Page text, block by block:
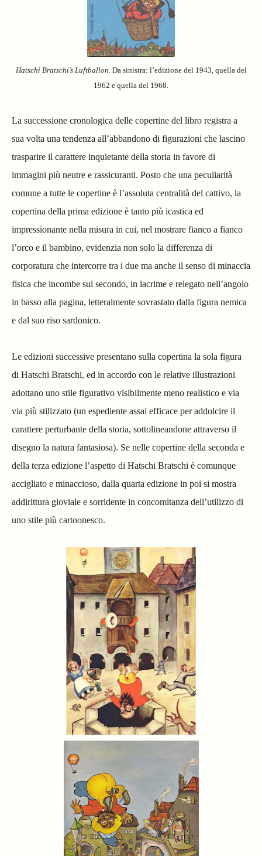
Hatschi Bratschi’s Luftballon. Da sinistra: l’edizione del 1943, quella del
1962 e quella del 1968.
La successione cronologica delle copertine del libro registra a
sua volta una tendenza all’abbandono di figurazioni che lascino
trasparire il carattere inquietante della storia in favore di
immagini più neutre e rassicuranti. Posto che una peculiarità
comune a tutte le copertine è l’assoluta centralità del cattivo, la
copertina della prima edizione è tanto più icastica ed
impressionante nella misura in cui, nel mostrare fianco a fianco
l’orco e il bambino, evidenzia non solo la differenza di
corporatura che intercorre tra i due ma anche il senso di minaccia
fisica che incombe sul secondo, in lacrime e relegato nell’angolo
in basso alla pagina, letteralmente sovrastato dalla figura nemica
e dal suo riso sardonico.
Le edizioni successive presentano sulla copertina la sola figura
di Hatschi Bratschi, ed in accordo con le relative illustrazioni
adottano uno stile figurativo visibilmente meno realistico e via
via più stilizzato (un espediente assai efficace per addolcire il
carattere perturbante della storia, sottolineandone attraverso il
disegno la natura fantasiosa). Se nelle copertine della seconda e
della terza edizione l’aspetto di Hatschi Bratschi è comunque
accigliato e minaccioso, dalla quarta edizione in poi si mostra
addirittura gioviale e sorridente in concomitanza dell’utilizzo di
uno stile più cartoonesco.